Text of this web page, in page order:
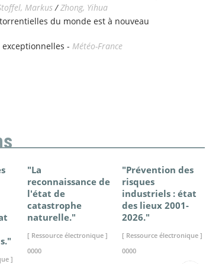
Markus/Zhong, Yihua
du monde est à nouveau
- Météo-France
]
"La
reconnaissance de
l'état de
catastrophe
naturelle."
[ Ressource électronique ]
0000
"Prévention des
risques
industriels : état
des lieux 2001-
2026."
[ Ressource électronique ]
0000